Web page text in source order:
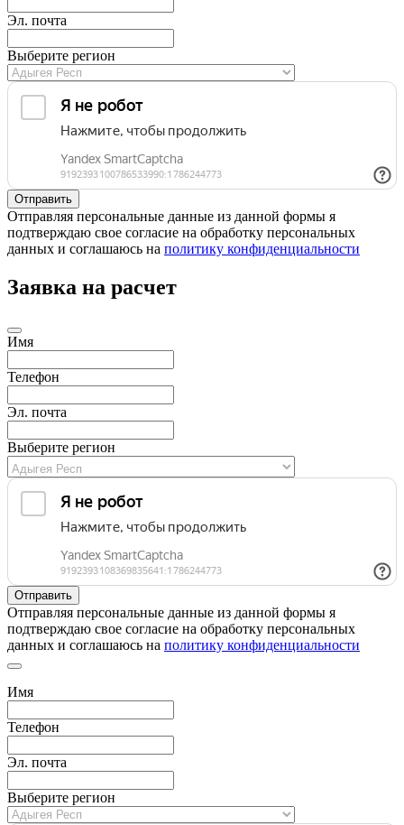
Эл. почта
Выберите регион
Отправляя персональные данные из данной формы я
подтверждаю свое согласие на обработку персональных
данных и соглашаюсь на политику конфиденциальности
Заявка на расчет
Имя
Телефон
Эл. почта
Выберите регион
Отправляя персональные данные из данной формы я
подтверждаю свое согласие на обработку персональных
данных и соглашаюсь на политику конфиденциальности
Имя
Телефон
Эл. почта
Выберите регион